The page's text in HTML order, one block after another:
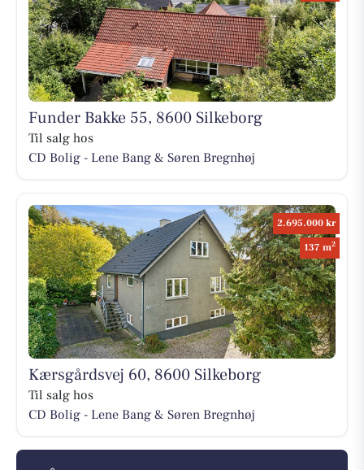
Funder Bakke 55, 8600 Silkeborg
Til salg hos
CD Bolig - Lene Bang & Søren Bregnhøj
2.695.000 kr
137 m2
Kærsgårdsvej 60, 8600 Silkeborg
Til salg hos
CD Bolig - Lene Bang & Søren Bregnhøj